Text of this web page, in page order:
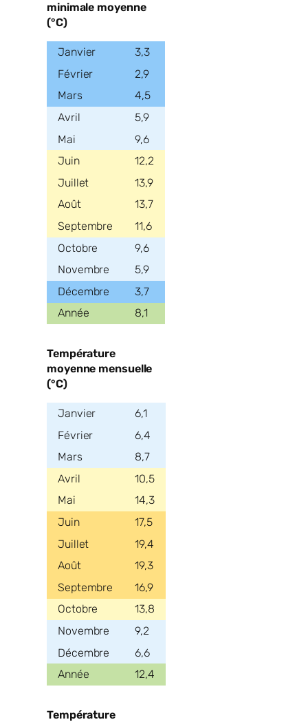
minimale moyenne
(°C)
3,3
2,9
4,5
5,9
9,6
12,2
13,9
13,7
11,6
9,6
5,9
3,7
8,1
Température
moyenne mensuelle
(°C)
6,1
6,4
8,7
10,5
14,3
17,5
19,4
19,3
16,9
13,8
9,2
6,6
12,4
Température